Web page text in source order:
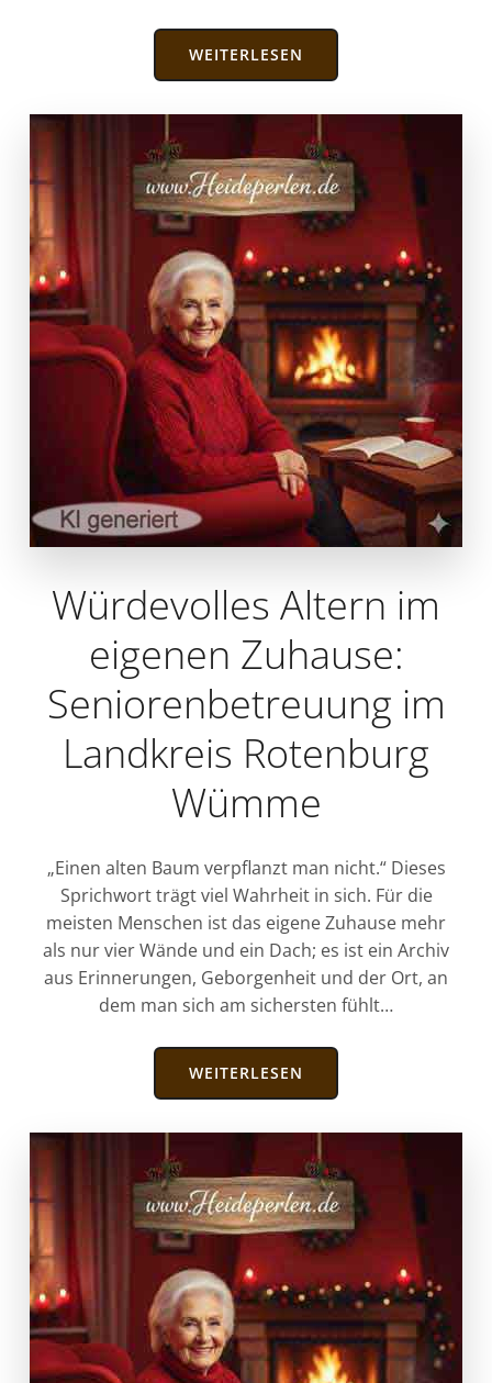
WEITERLESEN
Würdevolles Altern im
eigenen Zuhause:
Seniorenbetreuung im
Landkreis Rotenburg
Wümme
„Einen alten Baum verpflanzt man nicht.“ Dieses
Sprichwort trägt viel Wahrheit in sich. Für die
meisten Menschen ist das eigene Zuhause mehr
als nur vier Wände und ein Dach; es ist ein Archiv
aus Erinnerungen, Geborgenheit und der Ort, an
dem man sich am sichersten fühlt…
WEITERLESEN